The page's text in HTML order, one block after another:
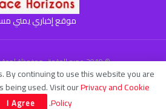
موقع إخباري يمني
© 2019 جميع الحقوق محفوظة لموقع بيس هورايزونس
By continuing to use this website you are
being used. Visit ourPrivacy and Cookie
Policy
.
I Agree